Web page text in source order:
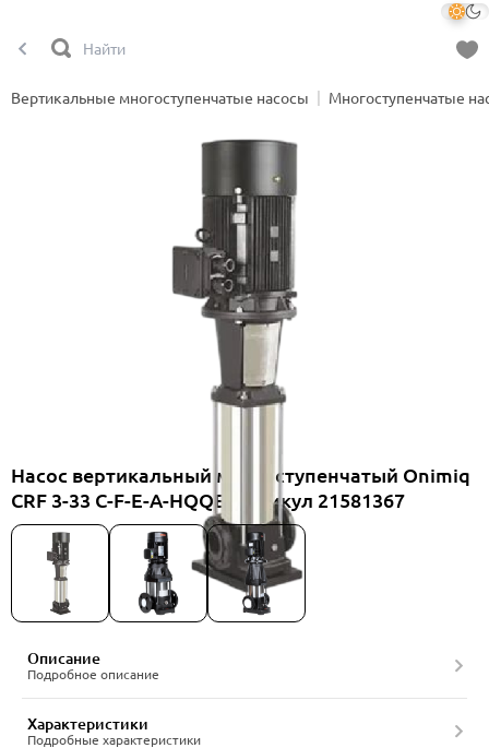
Вертикальные многоступенчатые насосы Многоступенчатые
Насос вертикальный многоступенчатый Onimiq
CRF 3-33 C-F-E-A-HQQE, артикул 21581367
Описание
Подробное описание
Характеристики
Подробные характеристики